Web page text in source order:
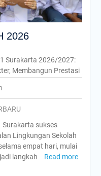
2026
Surakarta 2026/2027:
Membangun Prestasi
Surakarta sukses
Lingkungan Sekolah
empat hari, mulai
langkah
Read more